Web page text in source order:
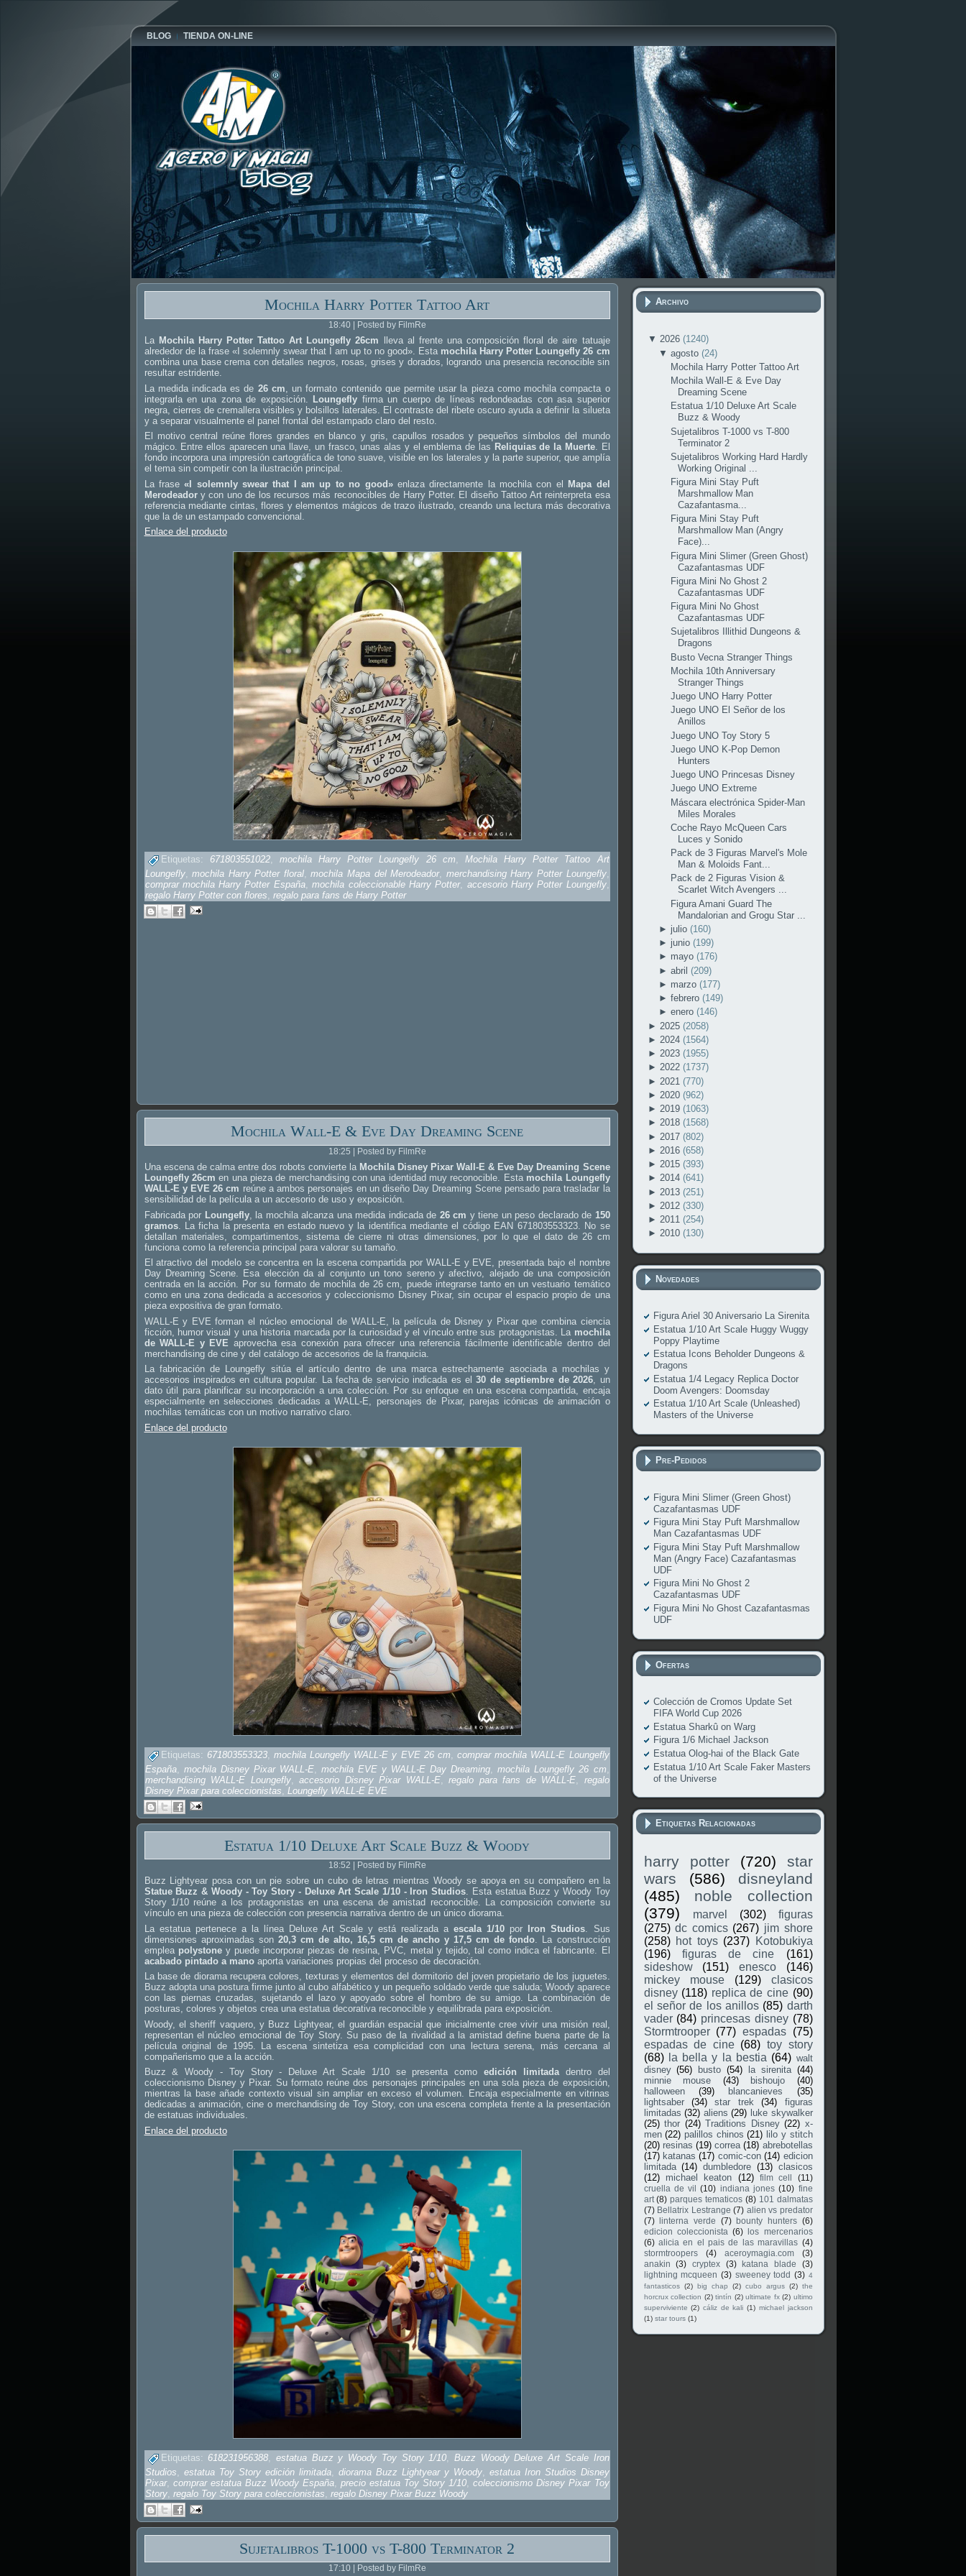
BLOG TIENDA ON-LINE
Mochila Harry Potter Tattoo Art
18:40 | Posted by FilmRe
La Mochila Harry Potter Tattoo Art Loungefly 26cm lleva al frente una composición floral de aire tatuaje
alrededor de la frase «I solemnly swear that I am up to no good». Esta mochila Harry Potter Loungefly 26 cm
combina una base crema con detalles negros, rosas, grises y dorados, logrando una presencia reconocible sin
resultar estridente.
La medida indicada es de 26 cm , un formato contenido que permite usar la pieza como mochila compacta o
integrarla en una zona de exposición.
Loungefly firma un cuerpo de líneas redondeadas con asa superior
negra, cierres de cremallera visibles y bolsillos laterales. El contraste del ribete oscuro ayuda a definir la silueta
y a separar visualmente el panel frontal del estampado claro del resto.
El motivo central reúne flores grandes en blanco y gris, capullos rosados y pequeños símbolos del mundo
mágico. Entre ellos aparecen una llave, un frasco, unas alas y el emblema de las Reliquias de la Muerte. El
fondo incorpora una impresión cartográfica de tono suave, visible en los laterales y la parte superior, que amplía
el tema sin competir con la ilustración principal.
La frase«I solemnly swear that I am up to no good»enlaza directamente la mochila con el
Mapa del
Merodeadory con uno de los recursos más reconocibles de Harry Potter. El diseño Tattoo Art reinterpreta esa
referencia mediante cintas, flores y elementos mágicos de trazo ilustrado, creando una lectura más decorativa
que la de un estampado convencional.
Enlace del producto
Etiquetas: 671803551022, mochila Harry Potter Loungefly 26 cm, Mochila Harry Potter Tattoo Art
Loungefly,mochila Harry Potter floral,mochila Mapa del Merodeador, merchandising Harry Potter Loungefly,
comprar mochila Harry Potter España,mochila coleccionable Harry Potter, accesorio Harry Potter Loungefly,
regalo Harry Potter con flores regalo para fans de Harry Potter
Mochila Wall-E & Eve Day Dreaming Scene
18:25 | Posted by FilmRe
Una escena de calma entre dos robots convierte la Mochila Disney Pixar Wall-E & Eve Day Dreaming Scene
Loungefly 26cm en una pieza de merchandising con una identidad muy reconocible. Esta mochila Loungefly
WALL-E y EVE 26 cm reúne a ambos personajes en un diseño Day Dreaming Scene pensado para trasladar la
sensibilidad de la película a un accesorio de uso y exposición.
Fabricada por Loungefly, la mochila alcanza una medida indicada de 26 cm y tiene un peso declarado de 150
gramos. La ficha la presenta en estado nuevo y la identifica mediante el código EAN 671803553323. No se
detallan materiales, compartimentos, sistema de cierre ni otras dimensiones, por lo que el dato de 26 cm
funciona como la referencia principal para valorar su tamaño.
El atractivo del modelo se concentra en la escena compartida por WALL-E y EVE, presentada bajo el nombre
Day Dreaming Scene. Esa elección da al conjunto un tono sereno y afectivo, alejado de una composición
centrada en la acción. Por su formato de mochila de 26 cm, puede integrarse tanto en un vestuario temático
como en una zona dedicada a accesorios y coleccionismo Disney Pixar, sin ocupar el espacio propio de una
pieza expositiva de gran formato.
WALL-E y EVE forman el núcleo emocional de WALL-E, la película de Disney y Pixar que combina ciencia
ficción, humor visual y una historia marcada por la curiosidad y el vínculo entre sus protagonistas. La mochila
de WALL-E y EVE aprovecha esa conexión para ofrecer una referencia fácilmente identificable dentro del
merchandising de cine y del catálogo de accesorios de la franquicia.
La fabricación de Loungefly sitúa el artículo dentro de una marca estrechamente asociada a mochilas y
accesorios inspirados en cultura popular. La fecha de servicio indicada es el30 de septiembre de 2026, un
dato útil para planificar su incorporación a una colección. Por su enfoque en una escena compartida, encaja
especialmente en selecciones dedicadas a WALL-E, personajes de Pixar, parejas icónicas de animación o
mochilas temáticas con un motivo narrativo claro.
Enlace del producto
Etiquetas: 671803553323, mochila Loungefly WALL-E y EVE 26 cm,comprar mochila WALL-E Loungefly
España, mochila Disney Pixar WALL-E, mochila EVE y WALL-E Day Dreaming,mochila Loungefly 26 cm,
merchandising WALL-E Loungefly, accesorio Disney Pixar WALL-E, regalo para fans de WALL-E, regalo
Disney Pixar para coleccionistas, Loungefly WALL-E EVE
Estatua 1/10 Deluxe Art Scale Buzz & Woody
18:52 | Posted by FilmRe
Buzz Lightyear posa con un pie sobre un cubo de letras mientras Woody se apoya en su compañero en la
Statue Buzz & Woody - Toy Story - Deluxe Art Scale 1/10 - Iron Studios. Esta estatua Buzz y Woody Toy
Story 1/10 reúne a los protagonistas en una escena de amistad reconocible. La composición convierte su
vínculo en una pieza de colección con presencia narrativa dentro de un único diorama.
La estatua pertenece a la línea Deluxe Art Scale y está realizada aescala 1/10 por Iron Studios . Sus
dimensiones aproximadas son 20,3 cm de alto, 16,5 cm de ancho y 17,5 cm de fondo . La construcción
emplea polystoney puede incorporar piezas de resina, PVC, metal y tejido, tal como indica el fabricante. El
acabado pintado a manoaporta variaciones propias del proceso de decoración.
La base de diorama recupera colores, texturas y elementos del dormitorio del joven propietario de los juguetes.
Buzz adopta una postura firme junto al cubo alfabético y un pequeño soldado verde que saluda; Woody aparece
con las piernas cruzadas, sujetando el lazo y apoyado sobre el hombro de su amigo. La combinación de
posturas, colores y objetos crea una estatua decorativa reconocible y equilibrada para exposición.
Woody, el sheriff vaquero, y Buzz Lightyear, el guardián espacial que inicialmente cree vivir una misión real,
representan el núcleo emocional de Toy Story. Su paso de la rivalidad a la amistad define buena parte de la
película original de 1995. La escena sintetiza esa complicidad con una lectura serena, más cercana al
compañerismo que a la acción.
Buzz & Woody - Toy Story - Deluxe Art Scale 1/10 se presenta comoedición limitadadentro del
coleccionismo Disney y Pixar. Su formato reúne dos personajes principales en una sola pieza de exposición,
mientras la base añade contexto visual sin ampliar en exceso el volumen. Encaja especialmente en vitrinas
dedicadas a animación, cine o merchandising de Toy Story, con una escena completa frente a la presentación
de estatuas individuales.
Enlace del producto
Etiquetas: 618231956388, estatua Buzz y Woody Toy Story 1/10, Buzz Woody Deluxe Art Scale Iron
Studios, estatua Toy Story edición limitada, diorama Buzz Lightyear y Woody, estatua Iron Studios Disney
Pixar, comprar estatua Buzz Woody España, precio estatua Toy Story 1/10,coleccionismo Disney Pixar Toy
Story, regalo Toy Story para coleccionistas, regalo Disney Pixar Buzz Woody
Sujetalibros T-1000 vs T-800 Terminator 2
17:10 | Posted by FilmRe
Archivo
▼ 2026 (1240)
▼agosto(24)
Mochila Harry Potter Tattoo Art
Mochila Wall-E & Eve Day
Dreaming Scene
Estatua 1/10 Deluxe Art Scale
Buzz & Woody
Sujetalibros T-1000 vs T-800
Terminator 2
Sujetalibros Working Hard Hardly
Working Original ...
Figura Mini Stay Puft
Marshmallow Man
Cazafantasma...
Figura Mini Stay Puft
Marshmallow Man (Angry
Face)...
Figura Mini Slimer (Green Ghost)
Cazafantasmas UDF
Figura Mini No Ghost 2
Cazafantasmas UDF
Figura Mini No Ghost
Cazafantasmas UDF
Sujetalibros Illithid Dungeons &
Dragons
Busto Vecna Stranger Things
Mochila 10th Anniversary
Stranger Things
Juego UNO Harry Potter
Juego UNO El Señor de los
Anillos
Juego UNO Toy Story 5
Juego UNO K-Pop Demon
Hunters
Juego UNO Princesas Disney
Juego UNO Extreme
Máscara electrónica Spider-Man
Miles Morales
Coche Rayo McQueen Cars
Luces y Sonido
Pack de 3 Figuras Marvel's Mole
Man & Moloids Fant...
Pack de 2 Figuras Vision &
Scarlet Witch Avengers ...
Figura Amani Guard The
Mandalorian and Grogu Star ...
► julio(160)
► junio(199)
► mayo(176)
►abril(209)
► marzo(177)
►febrero(149)
►enero(146)
► 2025 (2058)
► 2024 (1564)
► 2023 (1955)
► 2022 (1737)
► 2021 (770)
► 2020 (962)
► 2019 (1063)
► 2018 (1568)
► 2017 (802)
► 2016 (658)
► 2015 (393)
► 2014 (641)
► 2013 (251)
► 2012 (330)
► 2011 (254)
► 2010 (130)
Novedades
Figura Ariel 30 Aniversario La Sirenita
Estatua 1/10 Art Scale Huggy Wuggy
Poppy Playtime
Estatua Icons Beholder Dungeons &
Dragons
Estatua 1/4 Legacy Replica Doctor
Doom Avengers: Doomsday
Estatua 1/10 Art Scale (Unleashed)
Masters of the Universe
Pre-Pedidos
Figura Mini Slimer (Green Ghost)
Cazafantasmas UDF
Figura Mini Stay Puft Marshmallow
Man Cazafantasmas UDF
Figura Mini Stay Puft Marshmallow
Man (Angry Face) Cazafantasmas
UDF
Figura Mini No Ghost 2
Cazafantasmas UDF
Figura Mini No Ghost Cazafantasmas
UDF
Ofertas
Colección de Cromos Update Set
FIFA World Cup 2026
Estatua Sharkû on Warg
Figura 1/6 Michael Jackson
Estatua Olog-hai of the Black Gate
Estatua 1/10 Art Scale Faker Masters
of the Universe
Etiquetas Relacionadas
harry potter (720)
star
wars
(586)
disneyland
(485)
noble collection
(379)
marvel (302)
figuras
(275) dc comics (267) jim shore
(258) hot toys (237) Kotobukiya
(196)
figuras de cine
(161)
sideshow
(151) enesco
(146)
mickey mouse
(129)
clasicos
disney (118) replica de cine (90)
el señor de los anillos (85) darth
vader (84) princesas disney (78)
Stormtrooper (77) espadas (75)
espadas de cine (68) toy story
(68)
la bella y la bestia (64) walt
disney (56) busto (54) la sirenita (44)
minnie mouse
(43) bishoujo
(40)
halloween
(39) blancanieves
(35)
lightsaber
(34) star trek (34)
figuras
limitadas (32) aliens (29) luke skywalker
(25) thor (24) Traditions Disney (22) x-
men (22) palillos chinos (21) lilo y stitch
(20) resinas (19) correa (18) abrebotellas
(17) katanas (17) comic-con (14) edicion
limitada (14) dumbledore (13) clasicos
(12)
michael keaton (12) film cell
(11)
cruella de vil
(10) indiana jones (10) fine
art (8) parques tematicos (8) 101 dalmatas
(7) Bellatrix Lestrange (7) alien vs predator
(7)
linterna verde (7) bounty hunters (6)
edicion coleccionista (6)
los mercenarios
(6) alicia en el pais de las maravillas (4)
stormtroopers
(4) aceroymagia.com
(3)
anakin
(3) cryptex (3) katana blade
(3)
lightning mcqueen (3) sweeney todd (3) 4
fantasticos (2) big chap (2) cubo argus (2) the
horcrux collection (2) tintín (2) ultimate fx (2) ultimo
superviviente (2) cáliz de kali (1) michael jackson
(1) star tours (1)